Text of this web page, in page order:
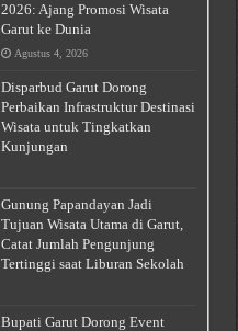
2026: Ajang Promosi Wisata
Garut ke Dunia
Agustus 4, 2026
Disparbud Garut Dorong
Perbaikan Infrastruktur Destinasi
Wisata untuk Tingkatkan
Kunjungan
Gunung Papandayan Jadi
Tujuan Wisata Utama di Garut,
Catat Jumlah Pengunjung
Tertinggi saat Liburan Sekolah
Bupati Garut Dorong Event